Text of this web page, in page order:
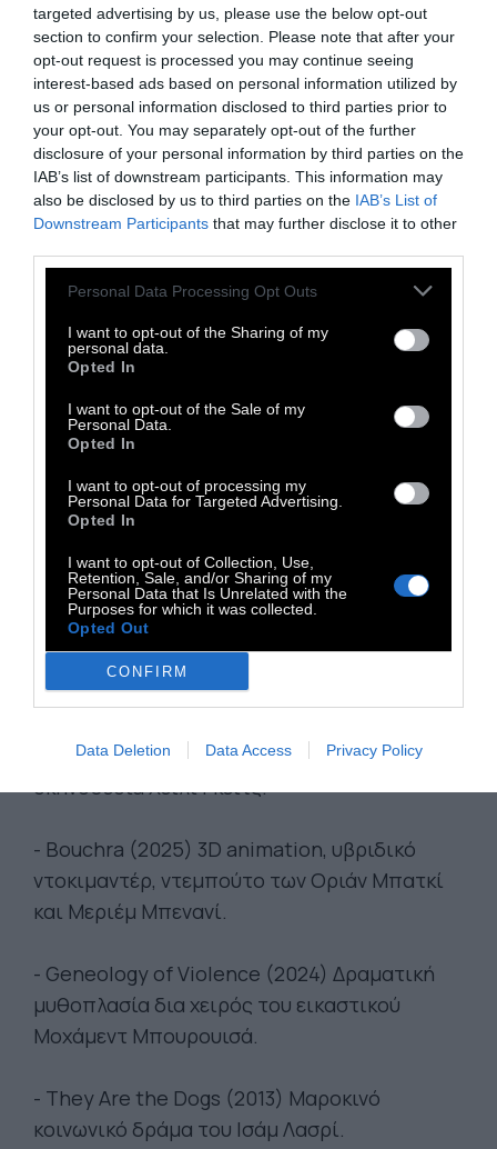
targeted advertising by us, please use the below opt-out
section to confirm your selection. Please note that after your
opt-out request is processed you may continue seeing
interest-based ads based on personal information utilized by
us or personal information disclosed to third parties prior to
your opt-out. You may separately opt-out of the further
disclosure of your personal information by third parties on the
IAB’s list of downstream participants. This information may
also be disclosed by us to third parties on the IAB’s List of
Downstream Participants that may further disclose it to other
Personal Data Processing Opt Outs
I want to opt-out of the Sharing of my
personal data.
Opted In
I want to opt-out of the Sale of my
Personal Data.
Opted In
I want to opt-out of processing my
Personal Data for Targeted Advertising.
Opted In
I want to opt-out of Collection, Use,
Retention, Sale, and/or Sharing of my
Personal Data that Is Unrelated with the
Purposes for which it was collected.
Opted Out
CONFIRM
Data Deletion Data Access Privacy Policy
θεατρικό "The Word for Snow" του Ντον
ΝτεΛίλο. Τα εγκαίνια της έκθεσης και η
προβολή του «Mare's Nest» θα γίνουν
παρουσία του Μπεν Ρίβερς. H έκθεση
αναπτύσσεται μέσα και από το νέο έργο της
ομάδας Errands με τίτλο "U.F.O. lost in
HEAVEN (2025) - The Journey of a Forgotten
Future" και εμβληματικές ταινίες του
πρωτοπόρου Έλληνα σκηνοθέτη Κώστα
Σφήκα.
Οι υπόλοιπες ταινίες του Αφιερώματος:
του Sundance ταινία μυθοπλασίας, σε
σκηνοθεσία Χέιλι Γκέιτς.
- Bouchra (2025) 3D animation, υβριδικό
ντοκιμαντέρ, ντεμπούτο των Οριάν Μπατκί
και Μεριέμ Μπενανί.
- Geneology of Violence (2024) Δραματική
μυθοπλασία δια χειρός του εικαστικού
Μοχάμεντ Μπουρουισά.
- They Are the Dogs (2013) Μαροκινό
κοινωνικό δράμα του Ισάμ Λασρί.